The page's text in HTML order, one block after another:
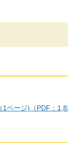
ページ)（PDF：